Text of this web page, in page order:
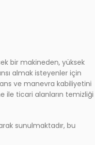
bir makineden, yüksek
almak isteyenler için
ve manevra kabiliyetini
ile ticari alanların temizliği
sunulmaktadır, bu